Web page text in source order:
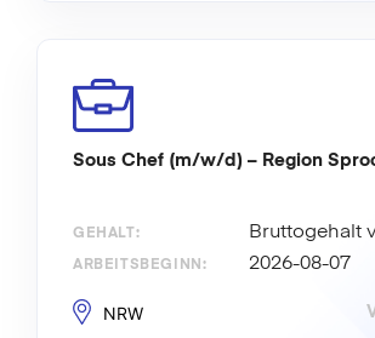
Sous Chef (m/w/d) – Region
GEHALT:
Bruttogehalt
3.200 bis 4.500 €, abhängig von
ARBEITSBEGINN: 2026-08-07
NRW